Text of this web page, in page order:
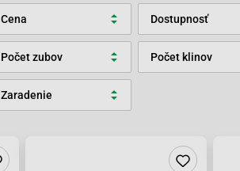
Cena Dostupnosť
Počet zubov Počet klinov
Zaradenie